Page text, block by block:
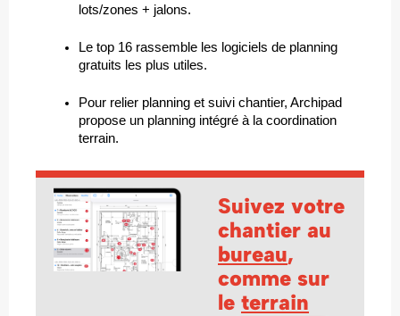
lots/zones + jalons.
Le top 16 rassemble les logiciels de planning
gratuits les plus utiles.
Pour relier planning et suivi chantier, Archipad
propose un planning intégré à la coordination
terrain.
Suivez votre
chantier au
bureau,
comme sur
le terrain